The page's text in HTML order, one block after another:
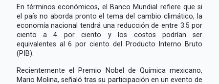
En términos económicos, el Banco Mundial refiere que si
el país no aborda pronto el tema del cambio climático, la
economía nacional tendrá una reducción de entre 3.5 por
ciento a 4 por ciento y los costos podrían ser
equivalentes al 6 por ciento del Producto Interno Bruto
(PIB).
Recientemente el Premio Nobel de Química mexicano,
Mario Molina, señaló tras su participación en un evento de